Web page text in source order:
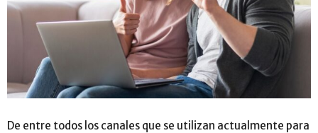
De entre todos los canales que se utilizan actualmente para